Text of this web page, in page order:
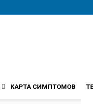
КАРТА СИМПТОМОВ